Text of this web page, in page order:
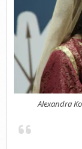
Alexandra